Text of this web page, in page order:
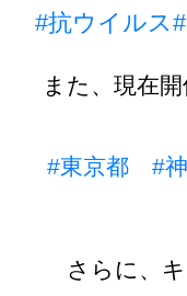
#抗ウイルス
また、現在
#東京都
#
さらに、